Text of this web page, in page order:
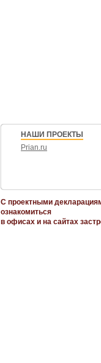
НАШИ ПРОЕКТЫ
Prian.ru
С проектными
ознакомиться
в офисах и на сайтах